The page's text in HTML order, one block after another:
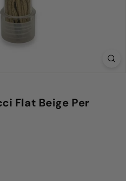
Flat Beige Per